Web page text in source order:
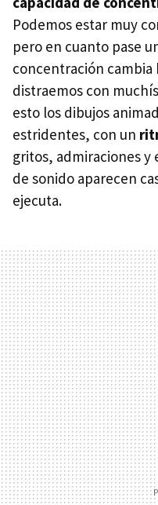
Podemos estar muy
pero en cuanto pase
concentración cambia
distraemos con
esto los dibujos
estridentes, con un
gritos, admiraciones y
de sonido aparecen
ejecuta.